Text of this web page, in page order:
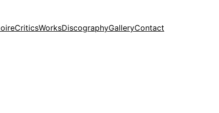
CriticsWorksDiscographyGalleryContact